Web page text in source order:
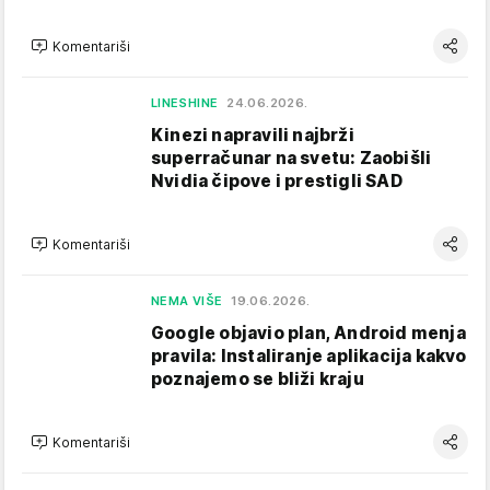
Komentariši
LINESHINE 24.06.2026.
Kinezi napravili najbrži
superračunar na svetu: Zaobišli
Nvidia čipove i prestigli SAD
Komentariši
NEMA VIŠE 19.06.2026.
Google objavio plan, Android menja
pravila: Instaliranje aplikacija kakvo
poznajemo se bliži kraju
Komentariši